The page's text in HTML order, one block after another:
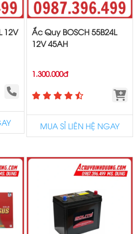
12V
Ắc Quy BOSCH 55B24L
12V 45AH
1.300.000đ
MUA SỈ LIÊN HỆ NGAY